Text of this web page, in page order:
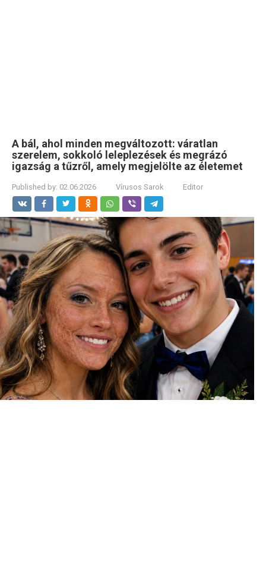
A bál, ahol minden megváltozott: váratlan
szerelem, sokkoló leleplezések és megrázó
igazság a tűzről, amely megjelölte az életemet
Published by: 02.06.2026 Vírusos Sarok Editor